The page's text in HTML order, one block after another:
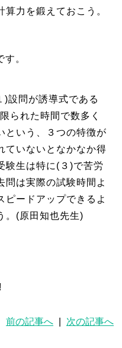
力を鍛えておこう。
。
)設問が誘導式である
られた時間で数多く
という、３つの特徴が
ていないとなかなか得
験生は特に(３)で苦労
問は実際の試験時間よ
ピードアップできるよ
。(原田知也先生)
前の記事へ 次の記事へ